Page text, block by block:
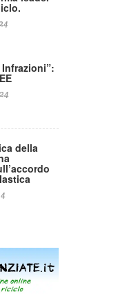
Infrazioni”:
della